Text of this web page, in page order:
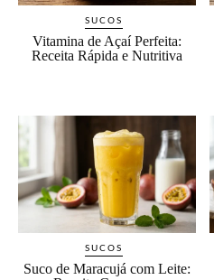
SUCOS
Vitamina de Açaí Perfeita:
Receita Rápida e Nutritiva
SUCOS
Suco de Maracujá com Leite: